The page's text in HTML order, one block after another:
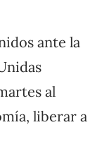
ante la
al
liberar a